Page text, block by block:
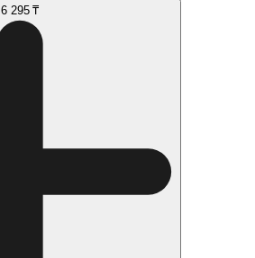
6 295 ₸